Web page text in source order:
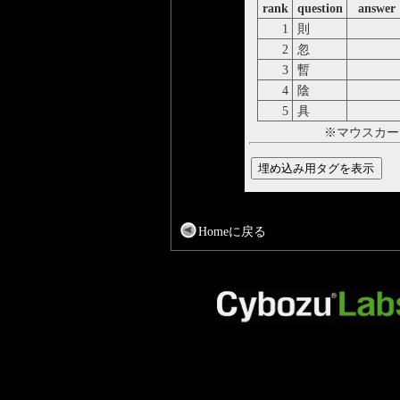
rank question
answer
1
則
2
忽
3
暫
4
陰
5
具
※マウスカー
Homeに戻る